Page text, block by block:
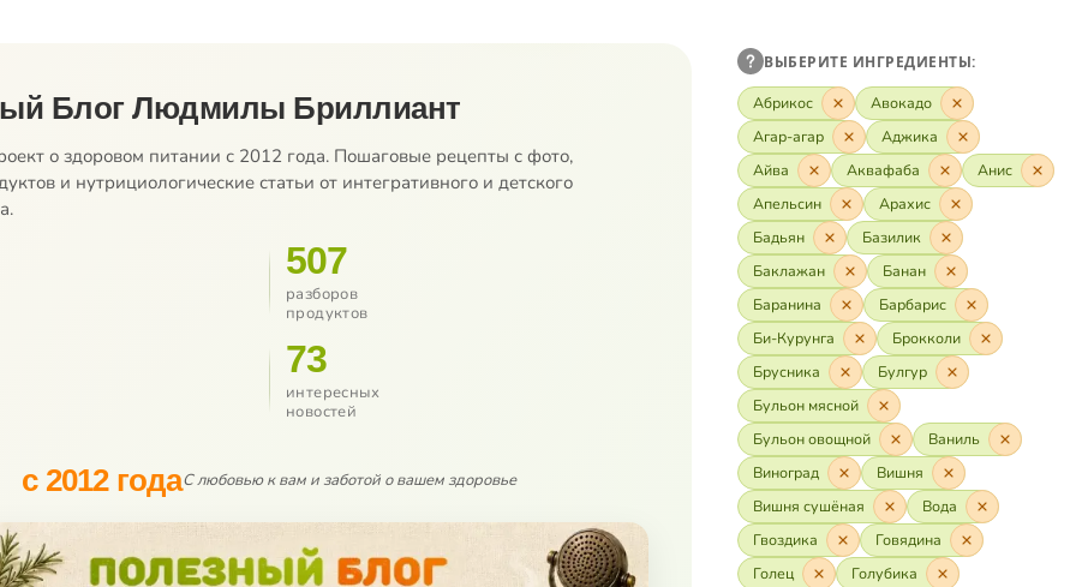
Блог Людмилы Бриллиант
о здоровом питании с 2012 года. Пошаговые рецепты с фото,
и нутрициологические статьи от интегративного и детского
507
разборов
продуктов
73
интересных
новостей
с 2012 годаС любовью к вам и заботой о вашем здоровье
ВЫБЕРИТЕ ИНГРЕДИЕНТЫ:
Абрикос
Авокадо
Агар-агар
Аджика
Айва
Аквафаба
Анис
Апельсин
Арахис
Бадьян
Базилик
Баклажан
Банан
Баранина
Барбарис
Би-Курунга
Брокколи
Брусника
Булгур
Бульон мясной
Бульон овощной
Ваниль
Виноград
Вишня
Вишня сушёная
Вода
Гвоздика
Говядина
Голец
Голубика